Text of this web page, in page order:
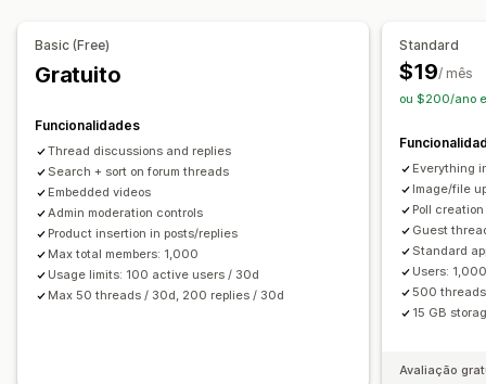
Basic (Free)
Gratuito
Funcionalidades
Thread discussions and replies
Search + sort on forum threads
Embedded videos
Admin moderation controls
Product insertion in posts/replies
Max total members: 1,000
Usage limits: 100 active users / 30d
Max 50 threads / 30d, 200 replies / 30d
Standard
$19/ mês
ou $200/ano
Everything
Image/file
Poll
Guest
Standard
Users:
500
15 GB
Avaliação